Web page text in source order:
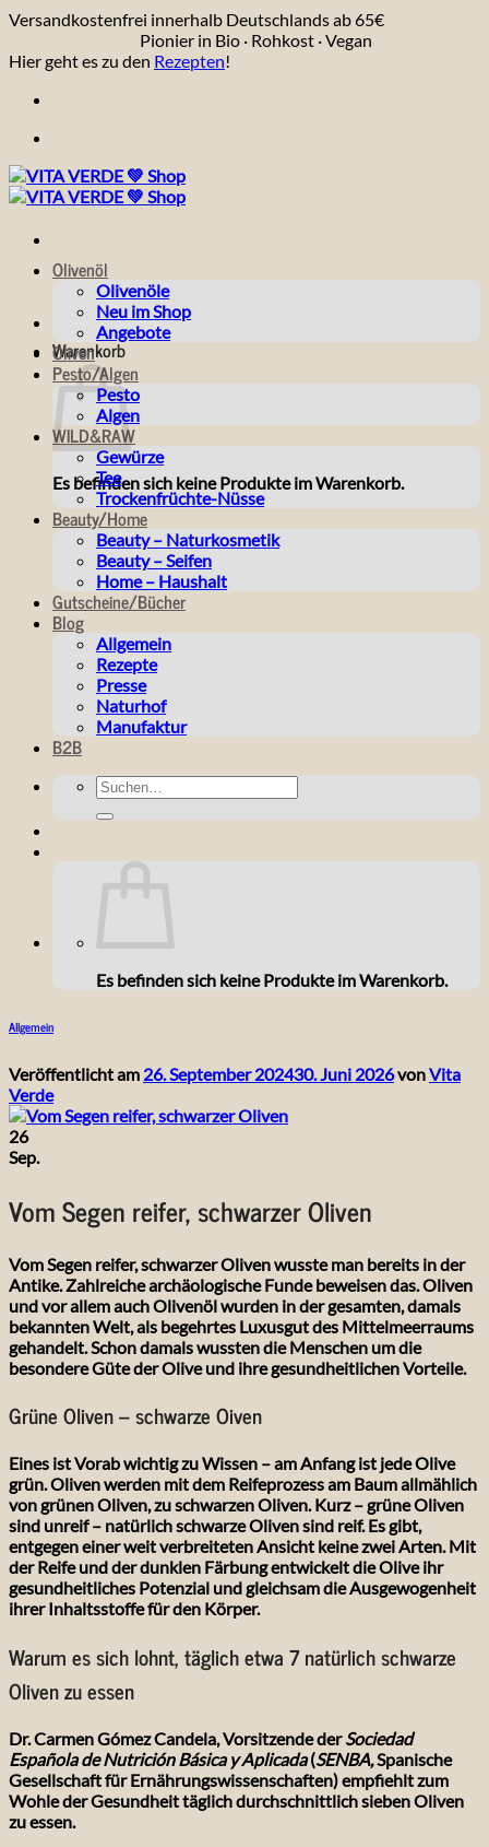
Zum
springen
Versandkostenfrei innerhalb Deutschlands ab 65€
Pionier in Bio · Rohkost · Vegan
Hier geht es zu den Rezepten!
Warenkorb
Es befinden sich keine Produkte im Warenkorb.
Olivenöl
Olivenöle
Neu im Shop
Angebote
Oliven
Pesto/Algen
Pesto
Algen
WILD&RAW
Gewürze
Tee
Trockenfrüchte-Nüsse
Beauty/Home
Beauty – Naturkosmetik
Beauty – Seifen
Home – Haushalt
Gutscheine/Bücher
Blog
Allgemein
Rezepte
Presse
Naturhof
Manufaktur
B2B
Suchen
nach:
Es befinden sich keine Produkte im Warenkorb.
Allgemein
Vom Segen reifer, schwarzer Oliven
Veröffentlicht am 26. September 202430. Juni 2026vonVita
Verde
26
Sep.
Vom Segen reifer, schwarzer Oliven
Vom Segen reifer, schwarzer Oliven wusste man bereits in der
Antike. Zahlreiche archäologische Funde beweisen das. Oliven
und vor allem auch Olivenöl wurden in der gesamten, damals
bekannten Welt, als begehrtes Luxusgut des Mittelmeerraums
gehandelt. Schon damals wussten die Menschen um die
besondere Güte der Olive und ihre gesundheitlichen Vorteile.
Grüne Oliven – schwarze Oiven
Eines ist Vorab wichtig zu Wissen – am Anfang ist jede Olive
grün. Oliven werden mit dem Reifeprozess am Baum allmählich
von grünen Oliven, zu schwarzen Oliven. Kurz – grüne Oliven
sind unreif – natürlich schwarze Oliven sind reif. Es gibt,
entgegen einer weit verbreiteten Ansicht keine zwei Arten. Mit
der Reife und der dunklen Färbung entwickelt die Olive ihr
gesundheitliches Potenzial und gleichsam die Ausgewogenheit
ihrer Inhaltsstoffe für den Körper.
Warum es sich lohnt, täglich etwa 7 natürlich schwarze
Oliven zu essen
Dr. Carmen Gómez Candela, Vorsitzende derSociedad
Española de Nutrición Básica y Aplicada(SENBA,Spanische
Gesellschaft für Ernährungswissenschaften) empfiehlt zum
Wohle der Gesundheit täglich durchschnittlich sieben Oliven
zu essen.